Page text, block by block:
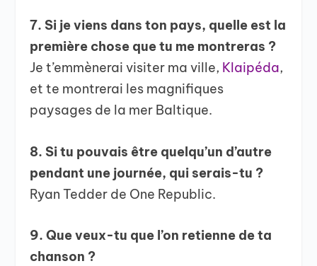
7. Si je viens dans ton pays, quelle est la
première chose que tu me montreras ?
Je t’emmènerai visiter ma ville, Klaipéda,
et te montrerai les magnifiques
paysages de la mer Baltique.
8. Si tu pouvais être quelqu’un d’autre
pendant une journée, qui serais-tu ?
Ryan Tedder de One Republic.
9. Que veux-tu que l’on retienne de ta
chanson ?